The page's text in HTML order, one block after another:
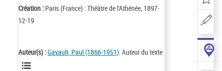
Création : Paris (France) : Théâtre de l'Athénée, 1897-
12-19
Auteur(s) :Gavault, Paul (1866-1951). Auteur du texte